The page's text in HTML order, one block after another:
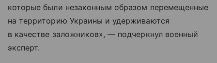
которые были незаконным образом перемещенные
на территорию Украины и удерживаются
в качестве заложников», — подчеркнул военный
эксперт.